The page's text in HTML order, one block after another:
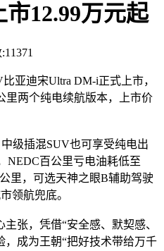
12.99万元起
亚迪宋Ultra DM-i正式上市，
里两个纯电续航版本，上市价
级插混SUV也可享受纯电出
NEDC百公里亏电油耗低至
里，可选天神之眼B辅助驾驶
领航兜底。
张，凭借“安全感、默契感、
，成为王朝“把好技术带给万千